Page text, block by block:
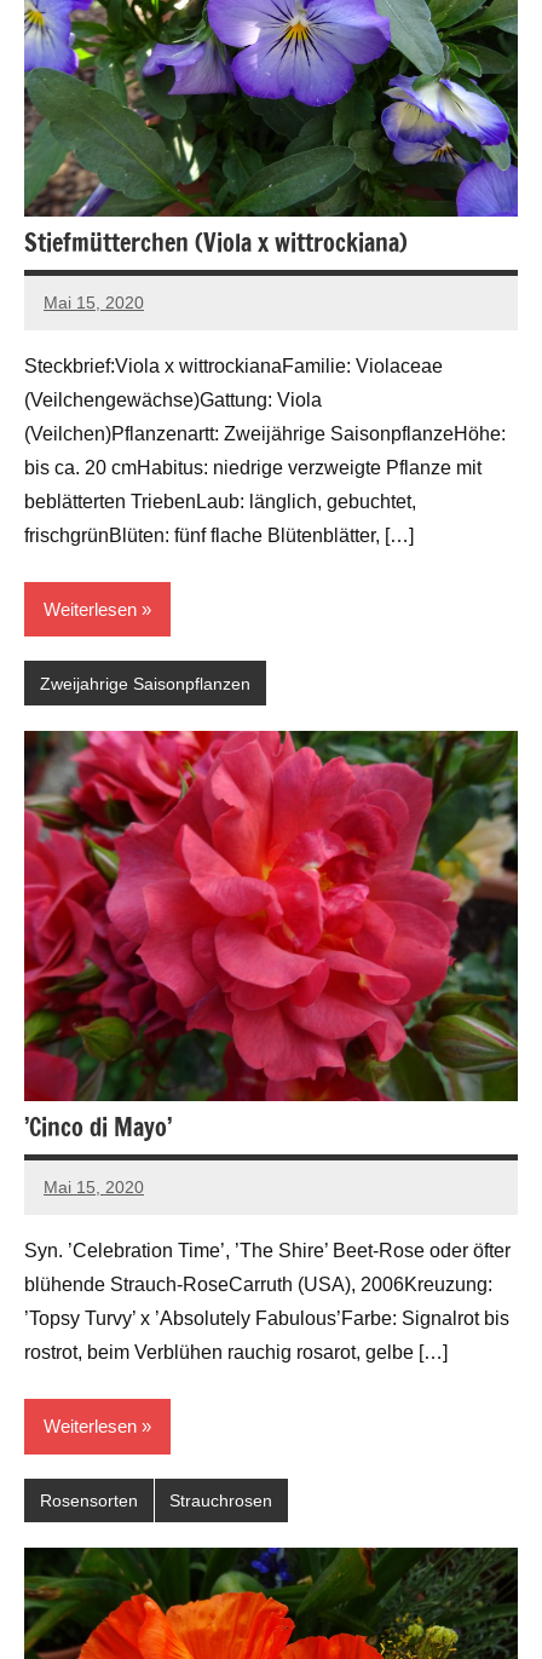
Stiefmütterchen (Viola x wittrockiana)
Mai 15, 2020
Andreas
Steckbrief:Viola x wittrockianaFamilie: Violaceae
(Veilchengewächse)Gattung: Viola
(Veilchen)Pflanzenartt: Zweijährige SaisonpflanzeHöhe:
bis ca. 20 cmHabitus: niedrige verzweigte Pflanze mit
beblätterten TriebenLaub: länglich, gebuchtet,
frischgrünBlüten: fünf flache Blütenblätter, […]
Weiterlesen
Zweijahrige Saisonpflanzen
’Cinco di Mayo’
Mai 15, 2020
Andreas
Syn. ’Celebration Time’, ’The Shire’ Beet-Rose oder öfter
blühende Strauch-RoseCarruth (USA), 2006Kreuzung:
’Topsy Turvy’ x ’Absolutely Fabulous’Farbe: Signalrot bis
rostrot, beim Verblühen rauchig rosarot, gelbe […]
Weiterlesen
Rosensorten Strauchrosen